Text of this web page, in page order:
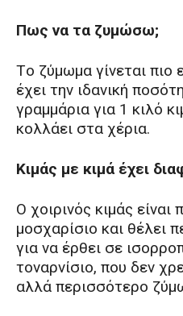
Πως να τα ζυμώσω;
Tο ζύμωμα γίνεται πιο
έχει την ιδανική
γραμμάρια για 1 κιλό
κολλάει στα χέρια.
Κιμάς με κιμά έχει
O χοιρινός κιμάς
μοσχαρίσιο και θέλει
για να έρθει σε
τοναρνίσιο, που δεν
αλλά περισσότερο